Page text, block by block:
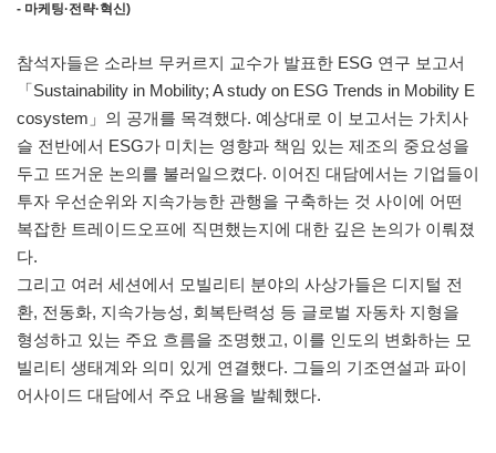
- 마케팅·전략·혁신)
참석자들은 소라브 무커르지 교수가 발표한 ESG 연구 보고서
「Sustainability in Mobility; A study on ESG Trends in Mobility E
cosystem」의 공개를 목격했다. 예상대로 이 보고서는 가치사
슬 전반에서 ESG가 미치는 영향과 책임 있는 제조의 중요성을
두고 뜨거운 논의를 불러일으켰다. 이어진 대담에서는 기업들이
투자 우선순위와 지속가능한 관행을 구축하는 것 사이에 어떤
복잡한 트레이드오프에 직면했는지에 대한 깊은 논의가 이뤄졌
다.
그리고 여러 세션에서 모빌리티 분야의 사상가들은 디지털 전
환, 전동화, 지속가능성, 회복탄력성 등 글로벌 자동차 지형을
형성하고 있는 주요 흐름을 조명했고, 이를 인도의 변화하는 모
빌리티 생태계와 의미 있게 연결했다. 그들의 기조연설과 파이
어사이드 대담에서 주요 내용을 발췌했다.